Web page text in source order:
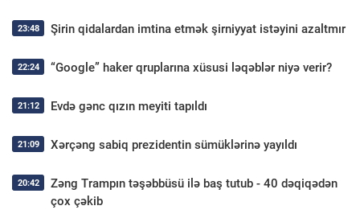
23:48 Şirin qidalardan imtina etmək şirniyyat istəyini azaltmır
22:24 “Google” haker qruplarına xüsusi ləqəblər niyə verir?
21:12 Evdə gənc qızın meyiti tapıldı
21:09 Xərçəng sabiq prezidentin sümüklərinə yayıldı
20:42
Zəng Trampın təşəbbüsü ilə baş tutub - 40 dəqiqədən
çox çəkib